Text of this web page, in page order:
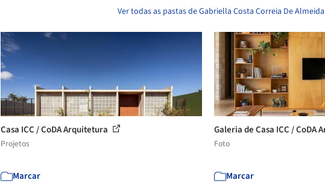
Ver todas as pastas de Gabriella Costa Correia De Almeida
Casa ICC / CoDA Arquitetura
Projetos
Marcar
Galeria de Casa ICC / CoDA
Foto
Marcar